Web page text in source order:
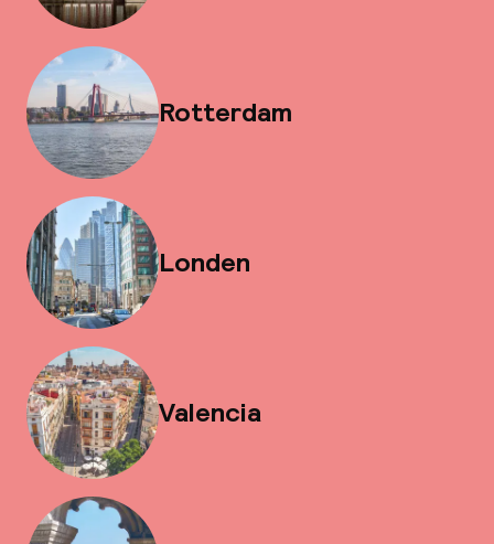
Rotterdam
Londen
Valencia